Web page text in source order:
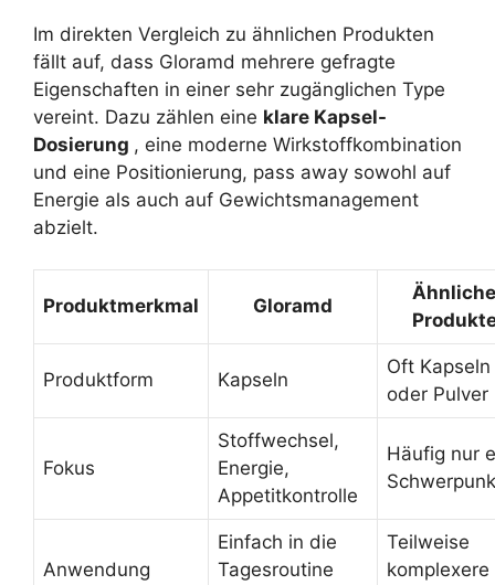
Im direkten Vergleich zu ähnlichen Produkten
fällt auf, dass Gloramd mehrere gefragte
Eigenschaften in einer sehr zugänglichen Type
vereint. Dazu zählen eine klare Kapsel-
Dosierung , eine moderne Wirkstoffkombination
und eine Positionierung, pass away sowohl auf
Energie als auch auf Gewichtsmanagement
abzielt.
Produktmerkmal Gloramd
Ähnliche
Produktform Kapseln
Oft Kapseln
oder Pulver
Fokus
Stoffwechsel,
Energie,
Appetitkontrolle
Häufig nur
Anwendung
Einfach in die
Tagesroutine
Teilweise
komplexere